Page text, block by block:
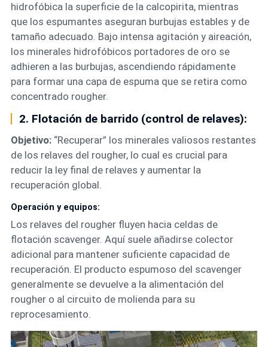
hidrofóbica la superficie de la calcopirita, mientras
que los espumantes aseguran burbujas estables y de
tamaño adecuado. Bajo intensa agitación y aireación,
los minerales hidrofóbicos portadores de oro se
adhieren a las burbujas, ascendiendo rápidamente
para formar una capa de espuma que se retira como
concentrado rougher.
2. Flotación de barrido (control de relaves):
Objetivo: “Recuperar” los minerales valiosos restantes
de los relaves del rougher, lo cual es crucial para
reducir la ley final de relaves y aumentar la
recuperación global.
Operación y equipos:
Los relaves del rougher fluyen hacia celdas de
flotación scavenger. Aquí suele añadirse colector
adicional para mantener suficiente capacidad de
recuperación. El producto espumoso del scavenger
generalmente se devuelve a la alimentación del
rougher o al circuito de molienda para su
reprocesamiento.